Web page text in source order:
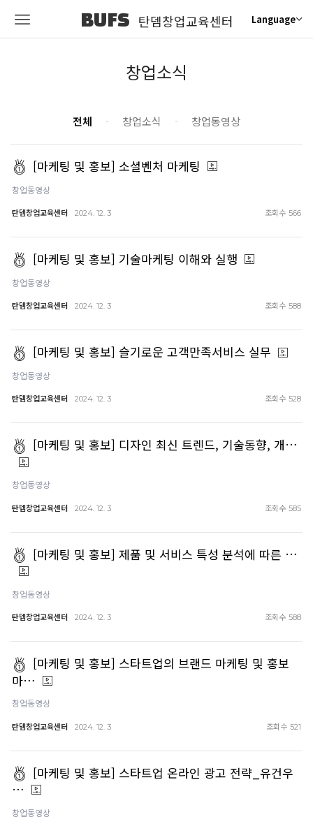
BUFS 탄뎀창업교육센터 Language
창업소식
전체 창업소식 창업동영상
[마케팅 및 홍보] 소셜벤처 마케팅
창업동영상
탄뎀창업교육센터 2024. 12. 3 조회수 566
[마케팅 및 홍보] 기술마케팅 이해와 실행
창업동영상
탄뎀창업교육센터 2024. 12. 3 조회수 588
[마케팅 및 홍보] 슬기로운 고객만족서비스 실무
창업동영상
탄뎀창업교육센터 2024. 12. 3 조회수 528
[마케팅 및 홍보] 디자인 최신 트렌드, 기술동향, 개…
창업동영상
탄뎀창업교육센터 2024. 12. 3 조회수 585
[마케팅 및 홍보] 제품 및 서비스 특성 분석에 따른 …
창업동영상
탄뎀창업교육센터 2024. 12. 3 조회수 588
[마케팅 및 홍보] 스타트업의 브랜드 마케팅 및 홍보
마…
창업동영상
탄뎀창업교육센터 2024. 12. 3 조회수 521
[마케팅 및 홍보] 스타트업 온라인 광고 전략_유건우
…
창업동영상